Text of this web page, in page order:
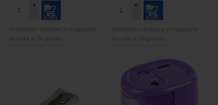
Dostępność:
dostępny w magazynie
Wysyłka w:
24 godziny
Dostępność:
dostępny w magazynie
Wysyłka w:
24 godziny